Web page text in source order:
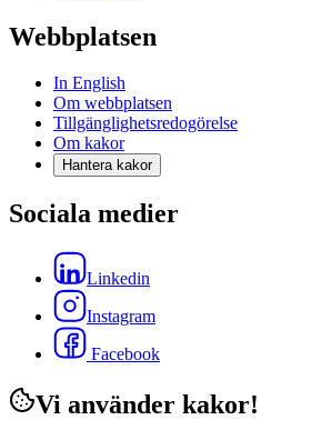
Webbplatsen
In English
Om webbplatsen
Tillgänglighetsredogörelse
Om kakor
Hantera kakor
Sociala medier
Linkedin
Instagram
Facebook
Vi använder kakor!